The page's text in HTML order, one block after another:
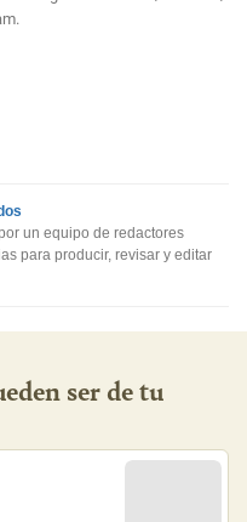
un equipo de redactores
para producir, revisar y editar
ser de tu